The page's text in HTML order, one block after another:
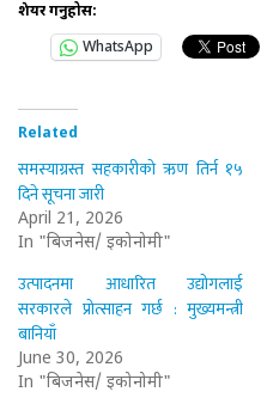
शेयर गर्नुहोस:
WhatsApp
Related
समस्याग्रस्त सहकारीको ऋण तिर्न १५
दिने सूचना जारी
April 21, 2026
In "बिजनेस/ इकोनोमी"
उत्पादनमा आधारित उद्योगलाई
सरकारले प्रोत्साहन गर्छ : मुख्यमन्त्री
बानियाँ
June 30, 2026
In "बिजनेस/ इकोनोमी"